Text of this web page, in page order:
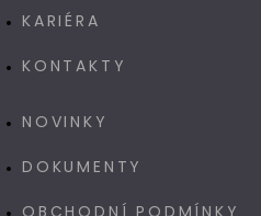
KARIÉRA
KONTAKTY
NOVINKY
DOKUMENTY
OBCHODNÍ PODMÍNKY